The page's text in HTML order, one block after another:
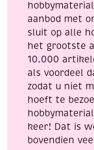
aantal
aanbod met
sluit op alle
het grootste
10.000
als voordeel
zodat u niet
hoeft te
keer! Dat is
bovendien